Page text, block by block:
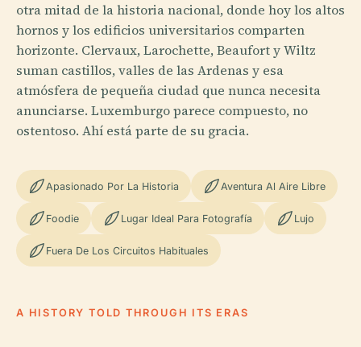
otra mitad de la historia nacional, donde hoy los altos
hornos y los edificios universitarios comparten
horizonte. Clervaux, Larochette, Beaufort y Wiltz
suman castillos, valles de las Ardenas y esa
atmósfera de pequeña ciudad que nunca necesita
anunciarse. Luxemburgo parece compuesto, no
ostentoso. Ahí está parte de su gracia.
Apasionado Por La Historia Aventura Al Aire Libre
Foodie Lugar Ideal Para Fotografía Lujo
Fuera De Los Circuitos Habituales
A HISTORY TOLD THROUGH ITS ERAS